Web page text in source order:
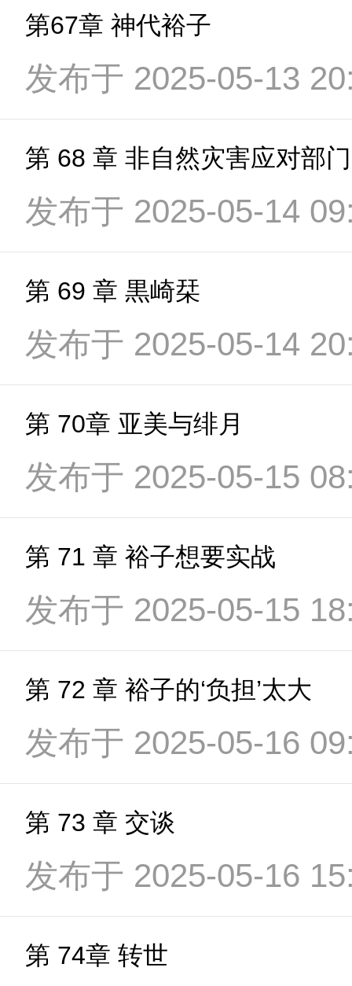
第67章 神代裕子
发布于 2025-05-13
第 68 章 非自然灾害应对部门
发布于 2025-05-14
第 69 章 黒崎栞
发布于 2025-05-14
第 70章 亚美与绯月
发布于 2025-05-15
第 71 章 裕子想要实战
发布于 2025-05-15
第 72 章 裕子的‘负担’太大
发布于 2025-05-16
第 73 章 交谈
发布于 2025-05-16
第 74章 转世